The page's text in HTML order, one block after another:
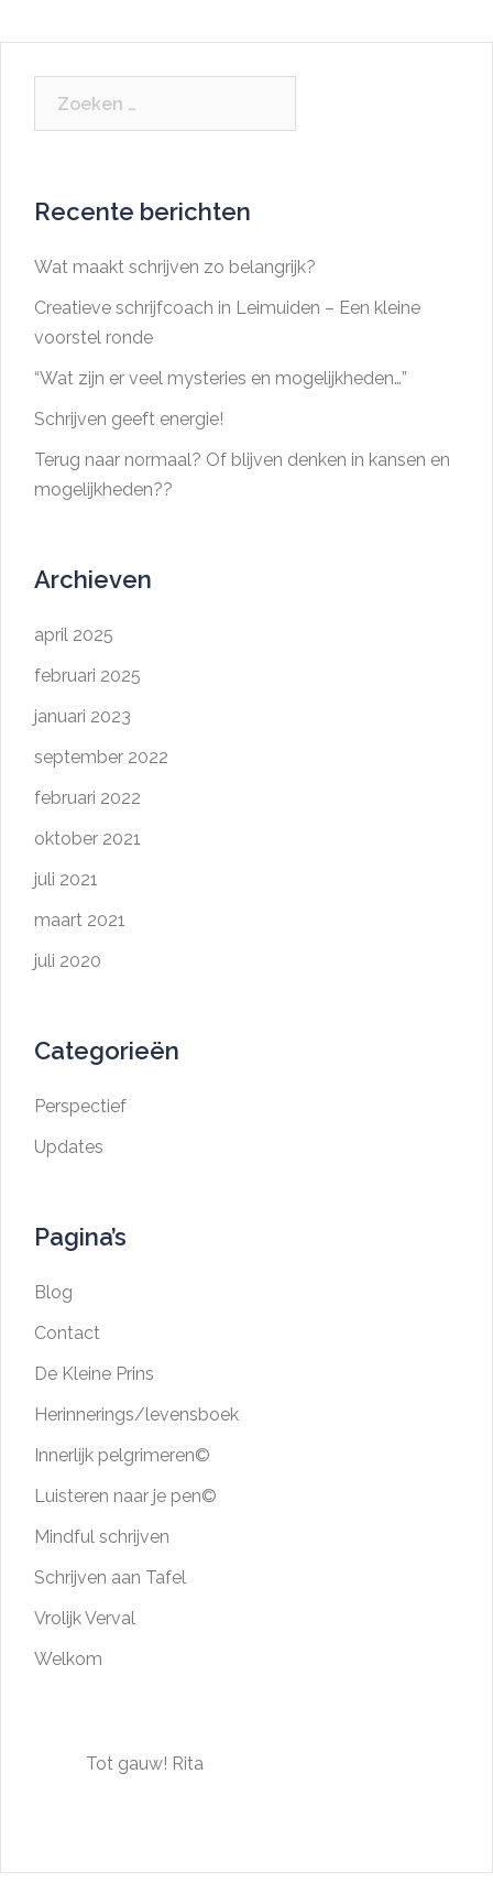
Recente berichten
Wat maakt schrijven zo belangrijk?
Creatieve schrijfcoach in Leimuiden – Een kleine
voorstel ronde
“Wat zijn er veel mysteries en mogelijkheden…”
Schrijven geeft energie!
Terug naar normaal? Of blijven denken in kansen en
mogelijkheden??
Archieven
april 2025
februari 2025
januari 2023
september 2022
februari 2022
oktober 2021
juli 2021
maart 2021
juli 2020
Categorieën
Perspectief
Updates
Pagina’s
Blog
Contact
De Kleine Prins
Herinnerings/levensboek
Innerlijk pelgrimeren©
Luisteren naar je pen©
Mindful schrijven
Schrijven aan Tafel
Vrolijk Verval
Welkom
Tot gauw! Rita